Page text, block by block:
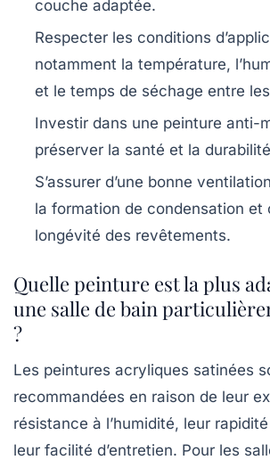
couche adaptée.
Respecter les conditions
notamment la température,
et le temps de séchage entre
Investir dans une peinture anti-
préserver la santé et la
S’assurer d’une bonne ventilation
la formation de condensation et
longévité des revêtements.
Quelle peinture est la plus
une salle de bain
?
Les peintures acryliques satinées
recommandées en raison de leur
résistance à l’humidité, leur
leur facilité d’entretien. Pour les